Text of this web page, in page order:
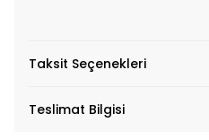
Taksit Seçenekleri
Teslimat Bilgisi